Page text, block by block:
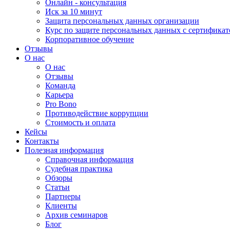
Онлайн - консультация
Иск за 10 минут
Защита персональных данных организации
Курс по защите персональных данных с
Корпоративное обучение
Отзывы
О нас
О нас
Отзывы
Команда
Карьера
Pro Bono
Противодействие коррупции
Стоимость и оплата
Кейсы
Контакты
Полезная информация
Справочная информация
Судебная практика
Обзоры
Статьи
Партнеры
Клиенты
Архив семинаров
Блог